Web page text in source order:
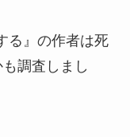
る』の作者は死
調査しまし